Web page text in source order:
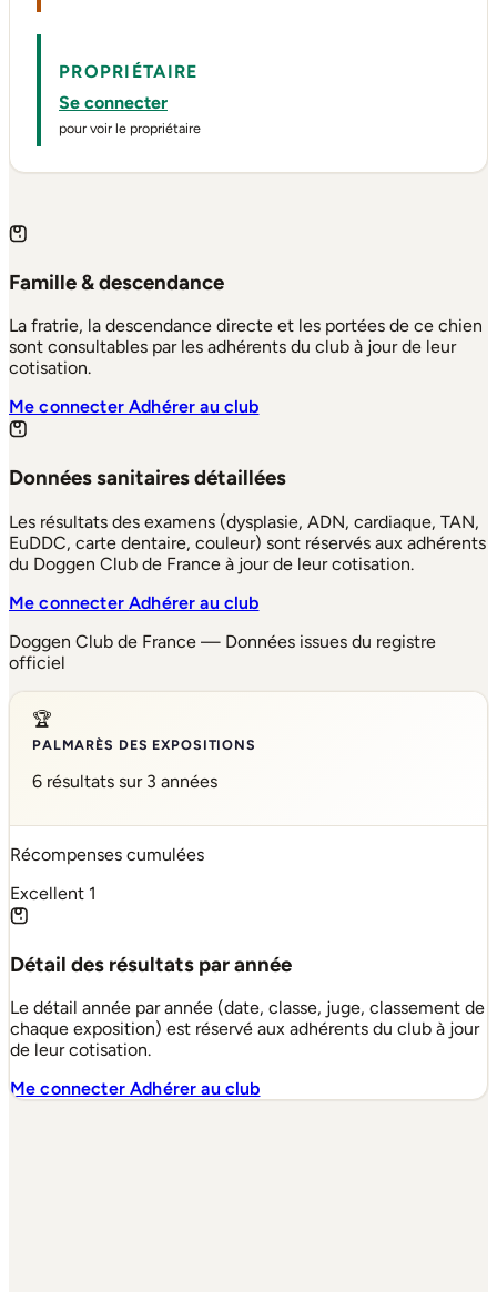
PROPRIÉTAIRE
Se connecter
pour voir le propriétaire
Famille & descendance
La fratrie, la descendance directe et les portées de ce chien
sont consultables par les adhérents du club à jour de leur
cotisation.
Me connecterAdhérer au club
Données sanitaires détaillées
Les résultats des examens (dysplasie, ADN, cardiaque, TAN,
EuDDC, carte dentaire, couleur) sont réservés aux adhérents
du Doggen Club de France à jour de leur cotisation.
Me connecterAdhérer au club
Doggen Club de France — Données issues du registre
officiel
🏆
PALMARÈS DES EXPOSITIONS
6 résultats sur 3 années
Récompenses cumulées
Excellent 1
Détail des résultats par année
Le détail année par année (date, classe, juge, classement de
chaque exposition) est réservé aux adhérents du club à jour
de leur cotisation.
Me connecterAdhérer au club